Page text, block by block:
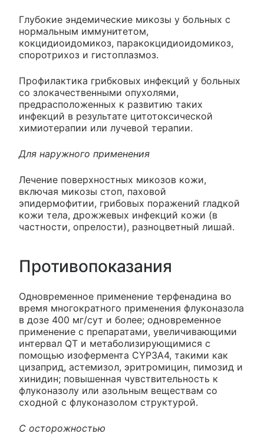
Глубокие эндемические микозы у больных с
нормальным иммунитетом,
кокцидиоидомикоз, паракокцидиоидомикоз,
споротрихоз и гистоплазмоз.
Профилактика грибковых инфекций у больных
со злокачественными опухолями,
предрасположенных к развитию таких
инфекций в результате цитотоксической
химиотерапии или лучевой терапии.
Для наружного применения
Лечение поверхностных микозов кожи,
включая микозы стоп, паховой
эпидермофитии, грибовых поражений гладкой
кожи тела, дрожжевых инфекций кожи (в
частности, опрелости), разноцветный лишай.
Противопоказания
Одновременное применение терфенадина во
время многократного применения флуконазола
в дозе 400 мг/сут и более; одновременное
применение с препаратами, увеличивающими
интервал QT и метаболизирующимися с
помощью изофермента CYP3A4, такими как
цизаприд, астемизол, эритромицин, пимозид и
хинидин; повышенная чувствительность к
флуконазолу или азольным веществам со
сходной с флуконазолом структурой.
С осторожностью